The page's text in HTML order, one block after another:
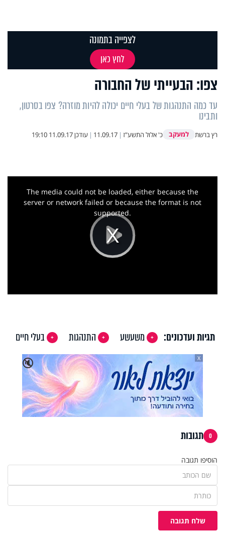
צפו: הבעייתי של החבורה
עד כמה התנהגות של בעלי חיים יכולה להיות מוזרה? צפו בסרטון,
ותבינו
רץ ברשת למעקב כ' אלול התשע"ז |
11.09.17
| עודכן11.09.17 19:10
לצפייה בתמונה
לחץ כאן
Play
The media could not be loaded, either because the
server or network failed or because the format is not
supported.
תגיות ועדכונים: משעשע התנהגות
בעלי חיים
🔇
X
0 תגובות
הוסיפו תגובה
שלח תגובה